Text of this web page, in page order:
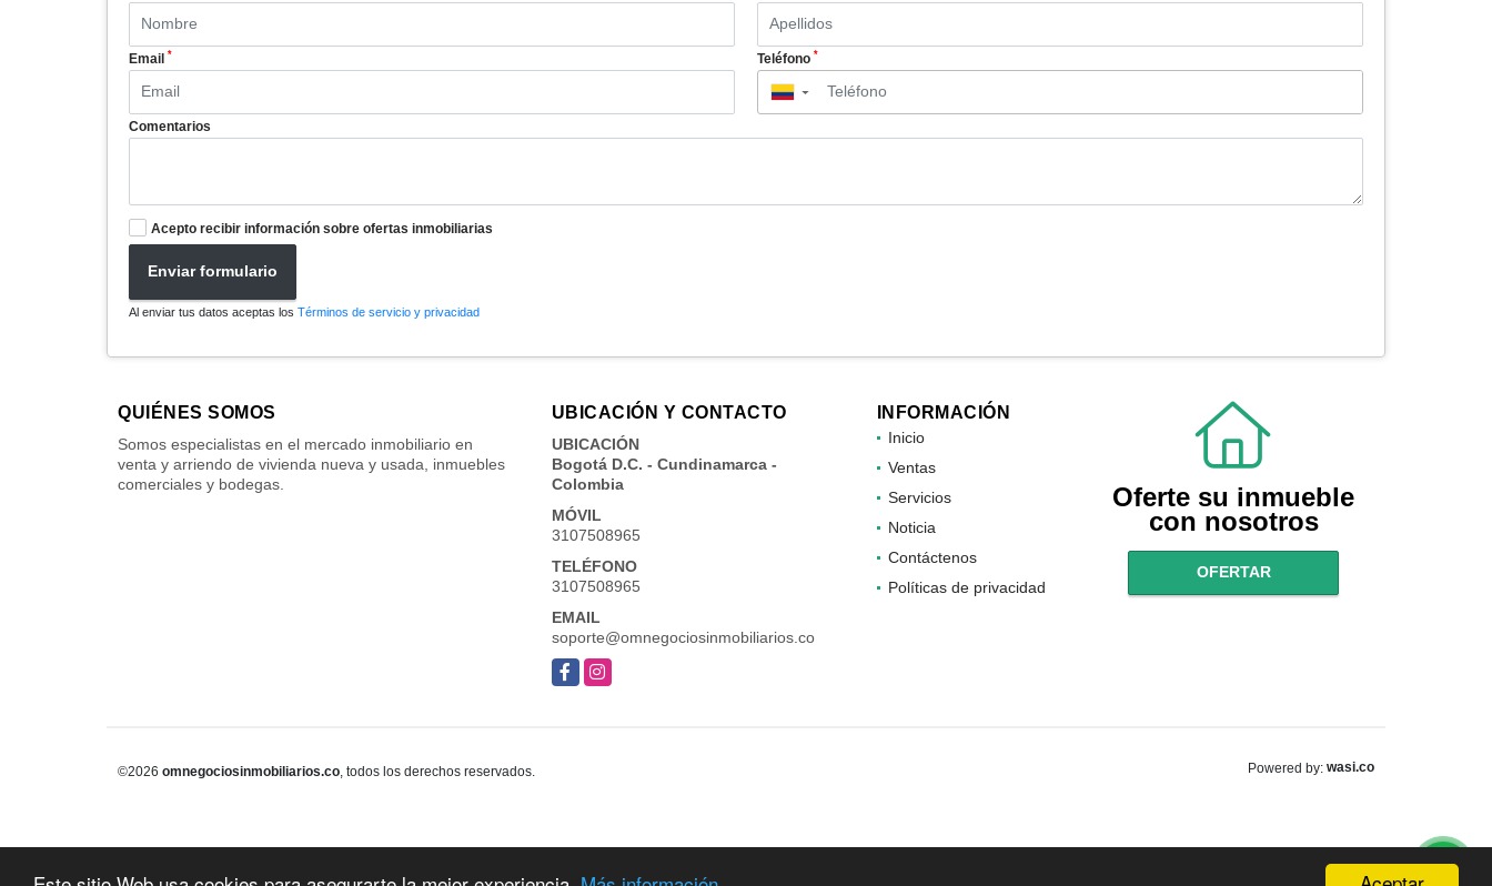
Email * Teléfono *
▼
Comentarios
Acepto recibir información sobre ofertas inmobiliarias
Enviar formulario
Al enviar tus datos aceptas los Términos de servicio y privacidad
QUIÉNES SOMOS
Somos especialistas en el mercado inmobiliario en
venta y arriendo de vivienda nueva y usada, inmuebles
comerciales y bodegas.
UBICACIÓN Y CONTACTO
UBICACIÓN
Bogotá D.C. - Cundinamarca -
Colombia
MÓVIL
3107508965
TELÉFONO
3107508965
EMAIL
soporte@omnegociosinmobiliarios.co
FacebookInstagram
INFORMACIÓN
Inicio
Ventas
Servicios
Noticia
Contáctenos
Políticas de privacidad
Oferte su inmueble
con nosotros
OFERTAR
©2026 omnegociosinmobiliarios.co, todos los derechos reservados. Powered by: wasi.co